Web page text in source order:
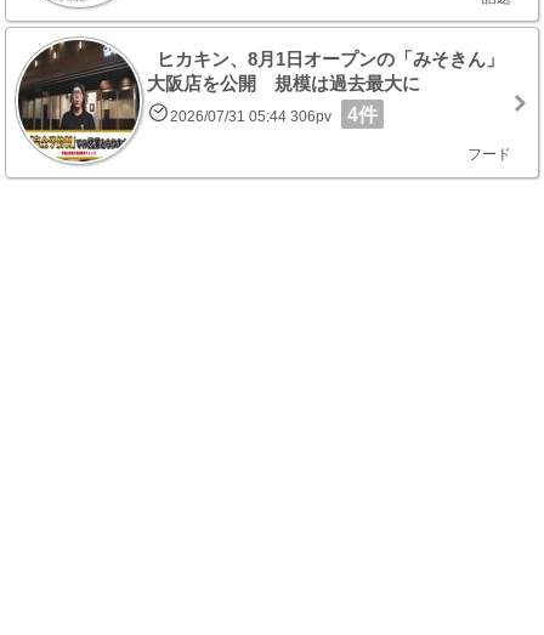
ヒカキン、8月1日オープンの「みそきん」
大阪店を公開 規模は過去最大に
2026/07/31 05:44 306pv 4件
フード